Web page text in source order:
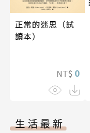
正常的迷思（試
讀本）
NT$ 0
生活最新